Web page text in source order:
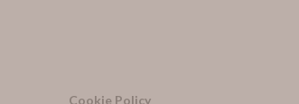
Cookie Policy